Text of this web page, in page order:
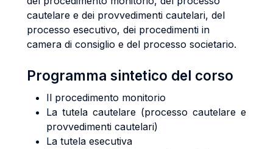
cautelare e dei provvedimenti cautelari, del
processo esecutivo, dei procedimenti in
camera di consiglio e del processo societario.
Programma sintetico del corso
Il procedimento monitorio
La tutela cautelare (processo cautelare e
provvedimenti cautelari)
La tutela esecutiva